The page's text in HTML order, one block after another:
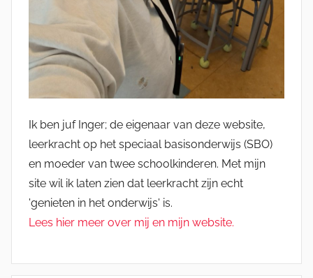
Ik ben juf Inger; de eigenaar van deze website,
leerkracht op het speciaal basisonderwijs (SBO)
en moeder van twee schoolkinderen. Met mijn
site wil ik laten zien dat leerkracht zijn echt
'genieten in het onderwijs' is.
Lees hier meer over mij en mijn website.